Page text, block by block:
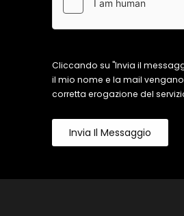
Cliccando su "Invia il
il mio nome e la mail
corretta erogazione del
Invia Il Messaggio